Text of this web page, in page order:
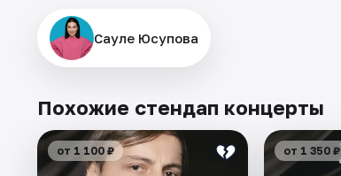
Сауле Юсупова
Похожие стендап концерты
от 1 100 ₽ от 1 350 ₽